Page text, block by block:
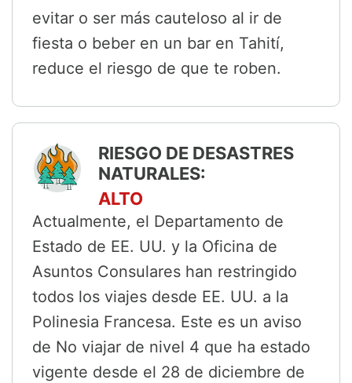
evitar o ser más cauteloso al ir de
fiesta o beber en un bar en Tahití,
reduce el riesgo de que te roben.
RIESGO DE DESASTRES
NATURALES:
ALTO
Actualmente, el Departamento de
Estado de EE. UU. y la Oficina de
Asuntos Consulares han restringido
todos los viajes desde EE. UU. a la
Polinesia Francesa. Este es un aviso
de No viajar de nivel 4 que ha estado
vigente desde el 28 de diciembre de